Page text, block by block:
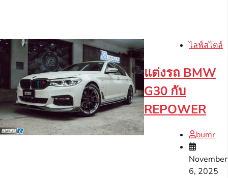
ไลฟ์สไตล์
แต่งรถ BMW
G30 กับ
REPOWER
bumr
November
6, 2025